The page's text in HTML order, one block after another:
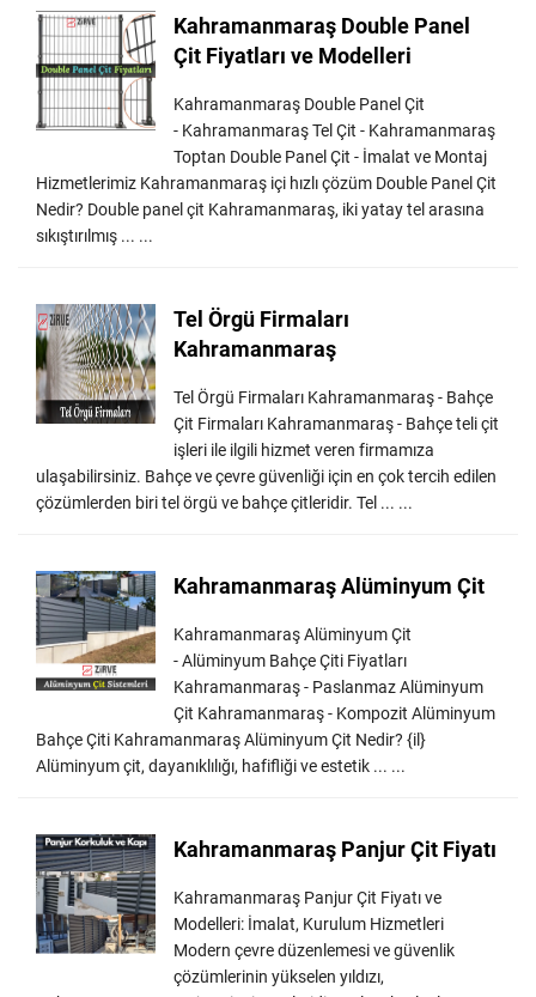
Kahramanmaraş Double Panel
Çit Fiyatları ve Modelleri
Kahramanmaraş Double Panel Çit
- Kahramanmaraş Tel Çit - Kahramanmaraş
Toptan Double Panel Çit - İmalat ve Montaj
Hizmetlerimiz Kahramanmaraş içi hızlı çözüm Double Panel Çit
Nedir? Double panel çit Kahramanmaraş, iki yatay tel arasına
sıkıştırılmış ... ...
Tel Örgü Firmaları
Kahramanmaraş
Tel Örgü Firmaları Kahramanmaraş - Bahçe
Çit Firmaları Kahramanmaraş - Bahçe teli çit
işleri ile ilgili hizmet veren firmamıza
ulaşabilirsiniz. Bahçe ve çevre güvenliği için en çok tercih edilen
çözümlerden biri tel örgü ve bahçe çitleridir. Tel ... ...
Kahramanmaraş Alüminyum Çit
Kahramanmaraş Alüminyum Çit
- Alüminyum Bahçe Çiti Fiyatları
Kahramanmaraş - Paslanmaz Alüminyum
Çit Kahramanmaraş - Kompozit Alüminyum
Bahçe Çiti Kahramanmaraş Alüminyum Çit Nedir? {il}
Alüminyum çit, dayanıklılığı, hafifliği ve estetik ... ...
Kahramanmaraş Panjur Çit Fiyatı
Kahramanmaraş Panjur Çit Fiyatı ve
Modelleri: İmalat, Kurulum Hizmetleri
Modern çevre düzenlemesi ve güvenlik
çözümlerinin yükselen yıldızı,